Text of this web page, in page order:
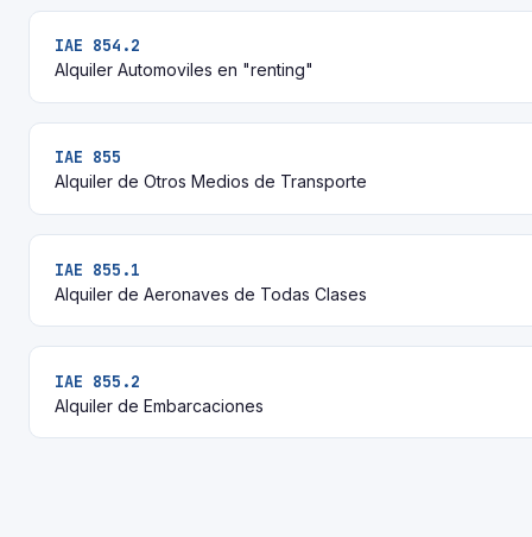
IAE 854.2
Alquiler Automoviles en "renting"
IAE 855
Alquiler de Otros Medios de Transporte
IAE 855.1
Alquiler de Aeronaves de Todas Clases
IAE 855.2
Alquiler de Embarcaciones